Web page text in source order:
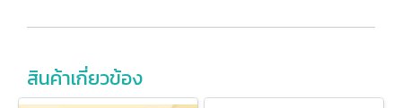
สินค้าเกี่ยวข้อง